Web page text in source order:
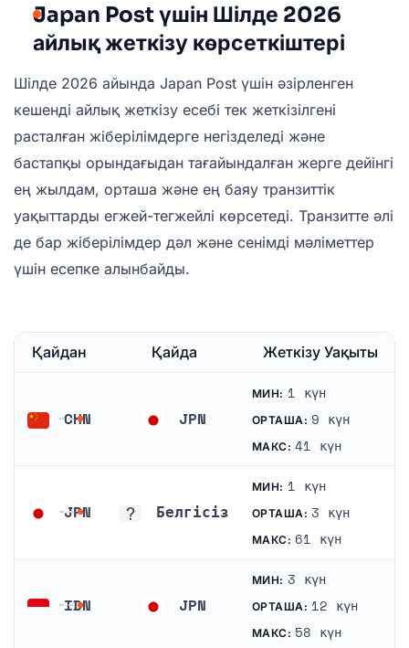
Japan Post үшін Шілде 2026
айлық жеткізу көрсеткіштері
Шілде 2026 айында Japan Post үшін әзірленген
кешенді айлық жеткізу есебі тек жеткізілгені
расталған жіберілімдерге негізделеді және
бастапқы орындағыдан тағайындалған жерге дейінгі
ең жылдам, орташа және ең баяу транзиттік
уақыттарды егжей-тегжейлі көрсетеді. Транзитте әлі
де бар жіберілімдер дәл және сенімді мәліметтер
үшін есепке алынбайды.
Қайдан Қайда Жеткізу Уақыты
CHN JPN
МИН: 1 күн
ОРТАША: 9 күн
МАКС: 41 күн
JPN Белгісіз
МИН: 1 күн
ОРТАША: 3 күн
МАКС: 61 күн
IDN JPN
МИН: 3 күн
ОРТАША: 12 күн
МАКС: 58 күн